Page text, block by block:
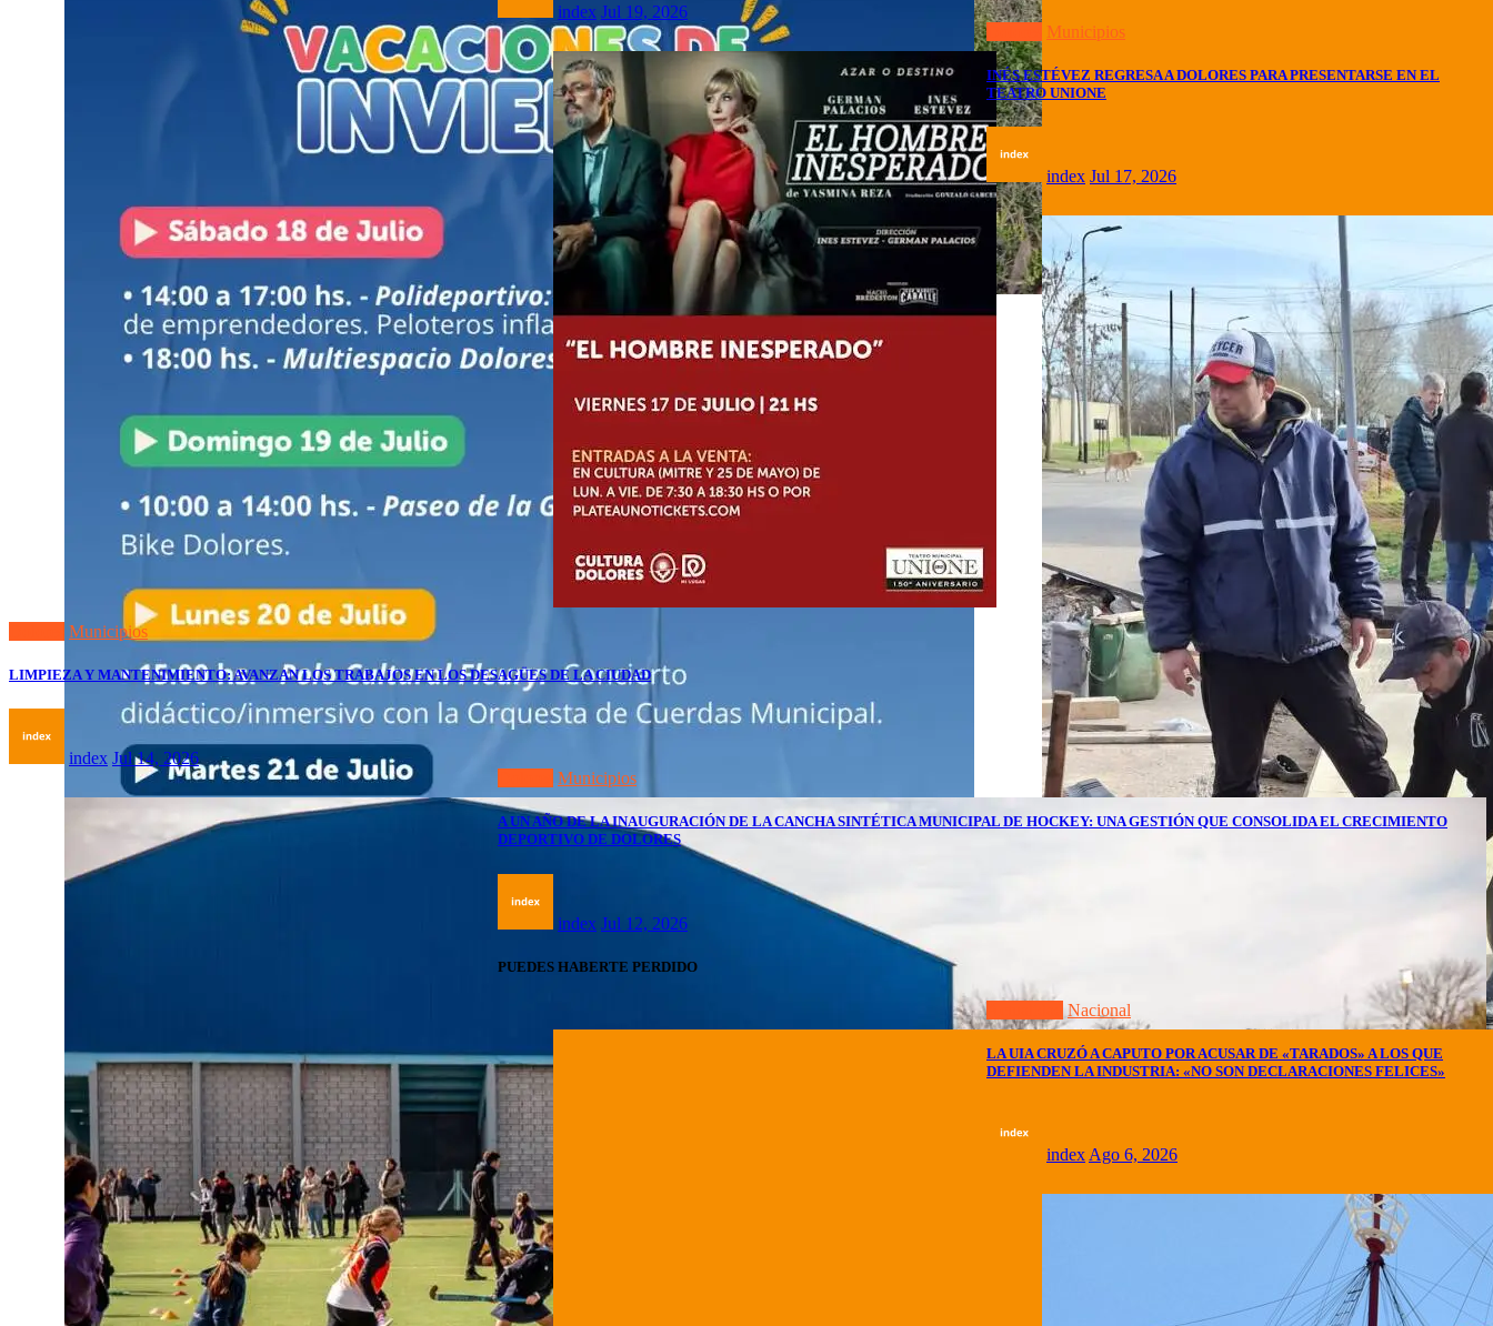
index Jul 19, 2026
Municipios
INÉS ESTÉVEZ REGRESA A DOLORES PARA PRESENTARSE EN EL
TEATRO UNIONE
index Jul 17, 2026
Municipios
LIMPIEZA Y MANTENIMIENTO: AVANZAN LOS TRABAJOS EN LOS DESAGÜES DE LA CIUDAD
index Jul 14, 2026
Municipios
A UN AÑO DE LA INAUGURACIÓN DE LA CANCHA SINTÉTICA MUNICIPAL DE HOCKEY: UNA GESTIÓN QUE CONSOLIDA EL CRECIMIENTO
DEPORTIVO DE DOLORES
index Jul 12, 2026
PUEDES HABERTE PERDIDO
Nacional
LA UIA CRUZÓ A CAPUTO POR ACUSAR DE «TARADOS» A LOS QUE
DEFIENDEN LA INDUSTRIA: «NO SON DECLARACIONES FELICES»
index Ago 6, 2026